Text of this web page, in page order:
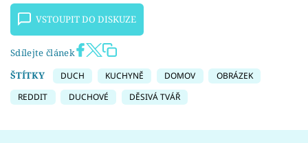
VSTOUPIT DO DISKUZE
Sdílejte článek
ŠTÍTKY
DUCH KUCHYNĚ DOMOV
OBRÁZEK
REDDIT
DUCHOVÉ DĚSIVÁ TVÁŘ